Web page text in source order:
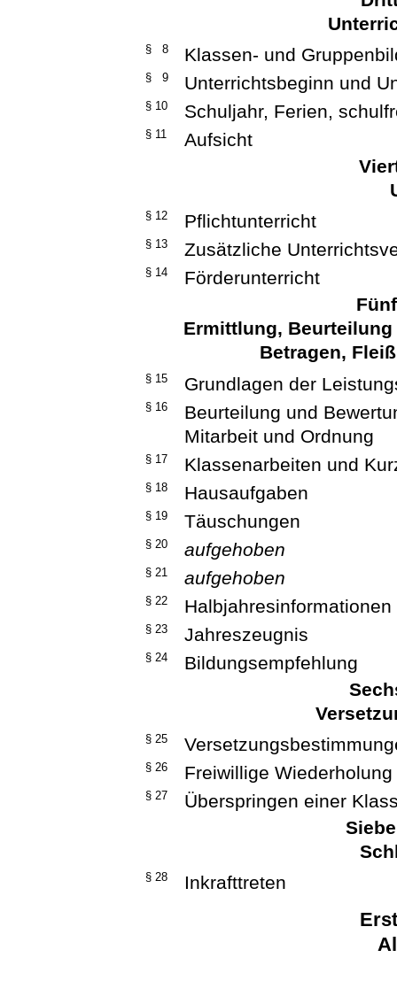
§ 8 Klassen- und
§ 9 Unterrichtsbeginn und
§ 10 Schuljahr, Ferien,
§ 11
Aufsicht
§ 12 Pflichtunterricht
§ 13 Zusätzliche
§ 14
Förderunterricht
Ermittlung,
Betragen,
§ 15 Grundlagen der
§ 16
Beurteilung und
Mitarbeit und Ordnung
§ 17 Klassenarbeiten und
§ 18 Hausaufgaben
§ 19 Täuschungen
§ 20 aufgehoben
§ 21 aufgehoben
§ 22 Halbjahresinformationen
§ 23 Jahreszeugnis
§ 24
Bildungsempfehlung
§ 25
§ 26 Freiwillige
§ 27
Überspringen einer
§ 28 Inkrafttreten